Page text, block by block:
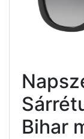
Bihar